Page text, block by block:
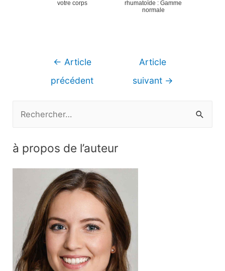
votre corps
rhumatoïde : Gamme
normale
Navigation
← Article
précédent
Article
suivant →
h
à propos de l’auteur